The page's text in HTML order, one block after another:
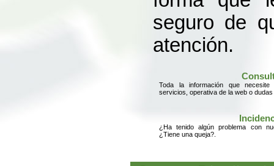
seguro de
atención.
Toda la información que
servicios, operativa de la web o
¿Ha tenido algún problema con
¿Tiene una queja?.